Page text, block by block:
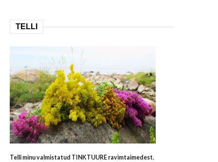
TELLI
Telli minu valmistatud TINKTUURE ravimtaimedest.